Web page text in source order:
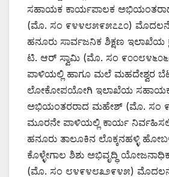
ಸಹಾಯಕ ಕಾರ್ಯಪಾಲಕ
(ಮೊ. ಸಂ ೯೪೪೮೫೯೫೭೭೦)
ಹನೂರು ಸಾರ್ವಜನಿಕ ಶಿಕ್ಷಣ ಇಲಾಖೆಯ
ಟಿ. ಆರ್ ಸ್ವಾಮಿ (ಮೊ. ಸಂ
ಪಾಳಿಯಲ್ಲಿ ಹಾಗೂ ಮಲೆ ಮಹದೇಶ್ವರ
ಲೋಕೋಪಯೋಗಿ ಇಲಾಖೆಯ ಸಹಾಯಕ
ಅಭಿಯಂತರರಾದ ಮಹೇಶ್ (ಮೊ. ಸಂ
ಮೂರನೇ ಪಾಳಿಯಲ್ಲಿ ಕಾರ್ಯ
ಹನೂರು ತಾಲೂಕಿನ ಲೊಕ್ಕನಹಳ್ಳಿ ಹೋಬಳಿ
ಕೊಳ್ಳೇಗಾಲ ಶಿಶು ಅಭಿವೃದ್ಧಿ
(ಮೊ. ಸಂ ೮೪೯೪೮೩೨೯೪೫)